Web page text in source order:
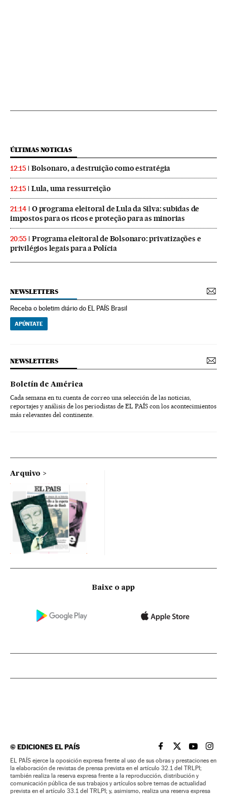
ÚLTIMAS NOTICIAS
12:15 Bolsonaro, a destruição como estratégia
12:15 Lula, uma ressurreição
21:14
O programa eleitoral de Lula da Silva: subidas de
impostos para os ricos e proteção para as minorias
20:55
Programa eleitoral de Bolsonaro: privatizações e
privilégios legais para a Polícia
NEWSLETTERS
Receba o boletim diário do EL PAÍS Brasil
APÚNTATE
NEWSLETTERS
Boletín de América
Cada semana en tu cuenta de correo una selección de las noticias,
reportajes y análisis de los periodistas de EL PAÍS con los acontecimientos
más relevantes del continente.
Arquivo
Baixe o app
©EDICIONES EL PAÍS EL PAÍS BRASIL EN
EL PAÍSEL PAÍS
EL
EL PAÍS ejerce la oposición expresa frente al uso de sus obras y prestaciones en
la elaboración de revistas de prensa prevista en el artículo 32.1 del TRLPI;
también realiza la reserva expresa frente a la reproducción, distribución y
comunicación pública de sus trabajos y artículos sobre temas de actualidad
prevista en el artículo 33.1 del TRLPI; y, asimismo, realiza una reserva expresa